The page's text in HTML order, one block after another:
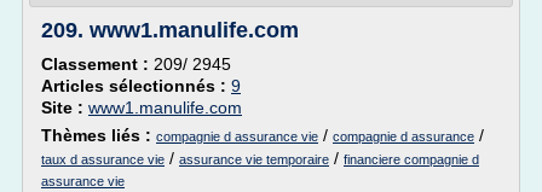
209. www1.manulife.com
Classement : 209/ 2945
Articles sélectionnés : 9
Site : www1.manulife.com
Thèmes liés : compagnie d assurance vie / compagnie d assurance /
taux d assurance vie / assurance vie temporaire / financiere compagnie d
assurance vie